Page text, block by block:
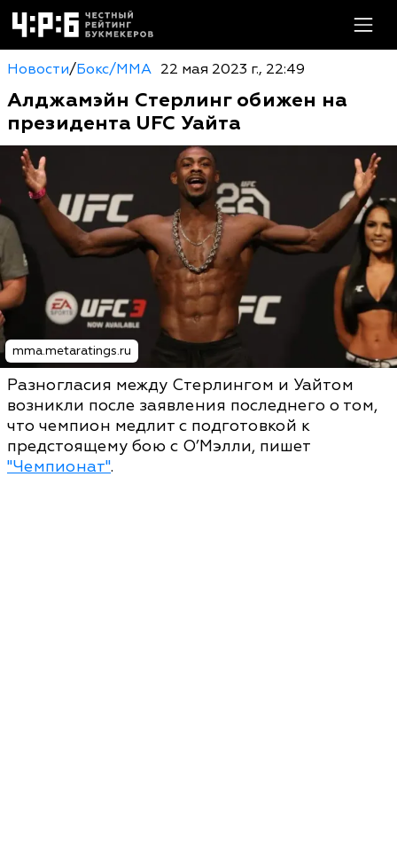
Новости/Бокс/MMA 22 мая 2023 г., 22:49
Алджамэйн Стерлинг обижен на
президента UFC Уайта
mma.metaratings.ru
Разногласия между Стерлингом и Уайтом
возникли после заявления последнего о том,
что чемпион медлит с подготовкой к
предстоящему бою с О’Мэлли, пишет
"Чемпионат".